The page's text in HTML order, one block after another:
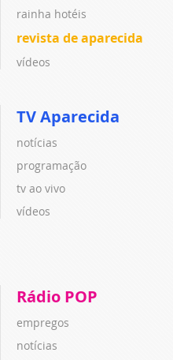
rainha hotéis
revista de aparecida
vídeos
TV Aparecida
notícias
programação
tv ao vivo
vídeos
Rádio POP
empregos
notícias